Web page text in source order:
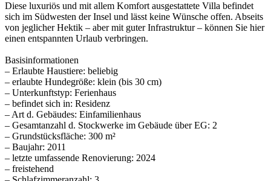
Diese luxuriös und mit allem Komfort ausgestattete Villa befindet
sich im Südwesten der Insel und lässt keine Wünsche offen. Abseits
von jeglicher Hektik – aber mit guter Infrastruktur – können Sie hier
einen entspannten Urlaub verbringen.
Basisinformationen
– Erlaubte Haustiere: beliebig
– erlaubte Hundegröße: klein (bis 30 cm)
– Unterkunftstyp: Ferienhaus
– befindet sich in: Residenz
– Art d. Gebäudes: Einfamilienhaus
– Gesamtanzahl d. Stockwerke im Gebäude über EG: 2
– Grundstücksfläche: 300 m²
– Baujahr: 2011
– letzte umfassende Renovierung: 2024
– freistehend